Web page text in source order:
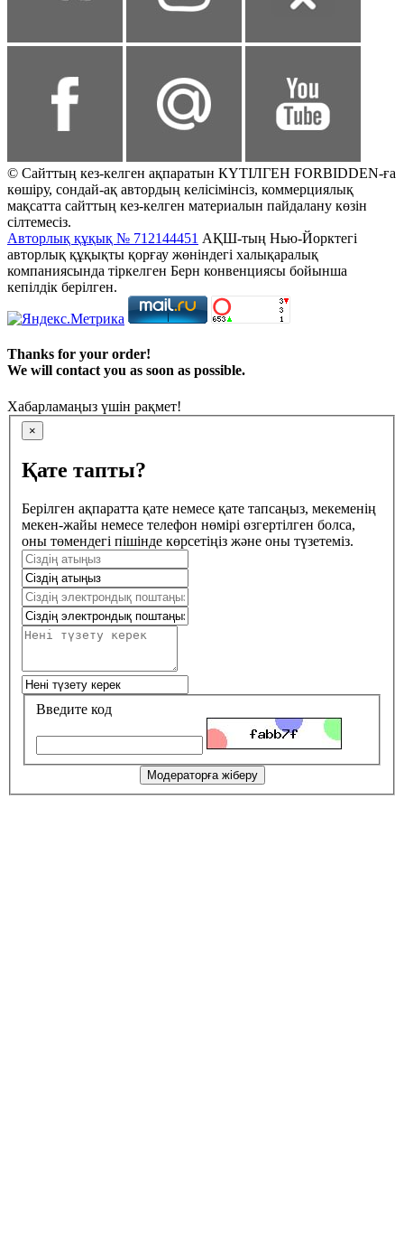
© Сайттың кез-келген ақпаратын КҮТІЛГЕН FORBIDDEN-ға
көшіру, сондай-ақ автордың келісімінсіз, коммерциялық
мақсатта сайттың кез-келген материалын пайдалану көзін
сілтемесіз.
Авторлық құқық № 712144451 АҚШ-тың Нью-Йорктегі
авторлық құқықты қорғау жөніндегі халықаралық
компаниясында тіркелген Берн конвенциясы бойынша
кепілдік берілген.
Thanks for your order!
We will contact you as soon as possible.
Хабарламаңыз үшін рақмет!
×
Қате тапты?
Берілген ақпаратта қате немесе қате тапсаңыз, мекеменің
мекен-жайы немесе телефон нөмірі өзгертілген болса,
оны төмендегі пішінде көрсетіңіз және оны түзетеміз.
Введите код
Модераторға жіберу